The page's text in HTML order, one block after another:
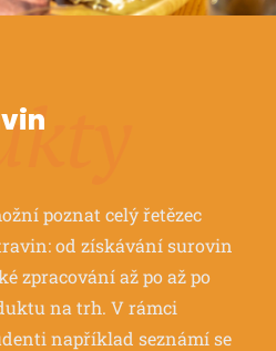
poznat celý řetězec
od získávání surovin
zpracování až po až po
na trh. V rámci
například seznámí se